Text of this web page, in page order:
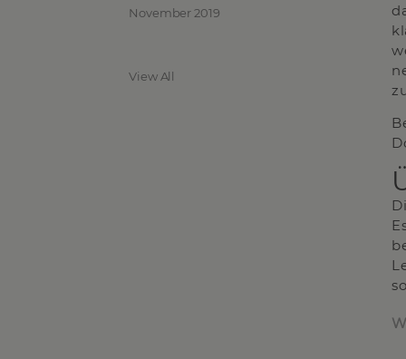
November 2019
View All